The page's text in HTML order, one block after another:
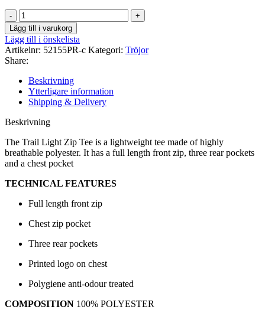
595.00 kr.499.00 kr.
Trail
Light
Zip
Tee
Pewter
Red
mängd
Lägg till i varukorg
Lägg till i önskelista
Artikelnr: 52155PR-c Kategori: Tröjor
Share:
Beskrivning
Ytterligare information
Shipping & Delivery
Beskrivning
The Trail Light Zip Tee is a lightweight tee made of highly
breathable polyester. It has a full length front zip, three rear pockets
and a chest pocket
TECHNICAL FEATURES
Full length front zip
Chest zip pocket
Three rear pockets
Printed logo on chest
Polygiene anti-odour treated
COMPOSITION 100% POLYESTER